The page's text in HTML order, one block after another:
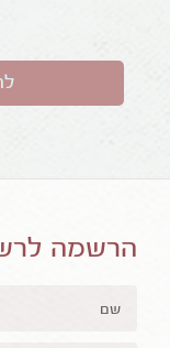
הרשמה